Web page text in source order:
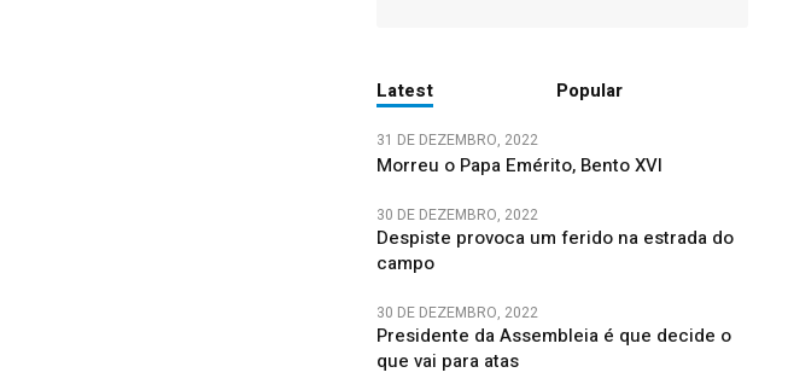
Latest Popular
31 DE DEZEMBRO, 2022
Morreu o Papa Emérito, Bento XVI
30 DE DEZEMBRO, 2022
Despiste provoca um ferido na estrada do
campo
30 DE DEZEMBRO, 2022
Presidente da Assembleia é que decide o
que vai para atas